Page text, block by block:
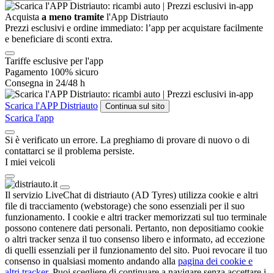
Acquista a meno tramite l'App Distriauto
Prezzi esclusivi e ordine immediato: l’app per acquistare facilmente
e beneficiare di sconti extra.
Tariffe esclusive per l'app
Pagamento 100% sicuro
Consegna in 24/48 h
Scarica l'APP Distriauto Continua sul sito
Scarica l'app
Si è verificato un errore. La preghiamo di provare di nuovo o di
contattarci se il problema persiste.
I miei veicoli
Il servizio LiveChat di distriauto (AD Tyres) utilizza cookie e altri
file di tracciamento (webstorage) che sono essenziali per il suo
funzionamento. I cookie e altri tracker memorizzati sul tuo terminale
possono contenere dati personali. Pertanto, non depositiamo cookie
o altri tracker senza il tuo consenso libero e informato, ad eccezione
di quelli essenziali per il funzionamento del sito. Puoi revocare il tuo
consenso in qualsiasi momento andando alla pagina dei cookie e